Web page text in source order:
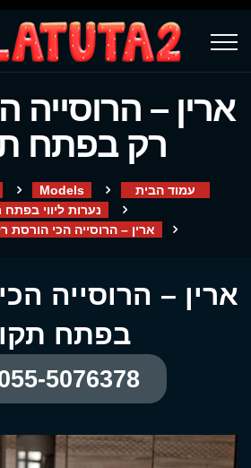
ארין – הרוסייה
רק בפתח
עמוד הבית Models
נערות ליווי בפתח
ארין – הרוסייה הכי הורסת
ארין – הרוסייה
בפתח
5076378